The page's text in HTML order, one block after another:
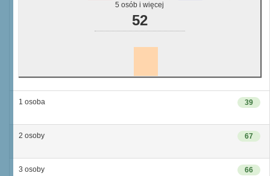
5 osób i więcej
52
39
1 osoba
67
2 osoby
66
3 osoby